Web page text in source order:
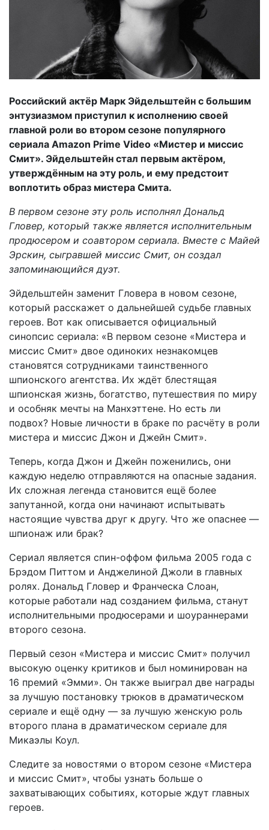
Российский актёр Марк Эйдельштейн с большим
энтузиазмом приступил к исполнению своей
главной роли во втором сезоне популярного
сериала Amazon Prime Video «Мистер и миссис
Смит». Эйдельштейн стал первым актёром,
утверждённым на эту роль, и ему предстоит
воплотить образ мистера Смита.
В первом сезоне эту роль исполнял Дональд
Гловер, который также является исполнительным
продюсером и соавтором сериала. Вместе с Майей
Эрскин, сыгравшей миссис Смит, он создал
запоминающийся дуэт.
Эйдельштейн заменит Гловера в новом сезоне,
который расскажет о дальнейшей судьбе главных
героев. Вот как описывается официальный
синопсис сериала: «В первом сезоне «Мистера и
миссис Смит» двое одиноких незнакомцев
становятся сотрудниками таинственного
шпионского агентства. Их ждёт блестящая
шпионская жизнь, богатство, путешествия по миру
и особняк мечты на Манхэттене. Но есть ли
подвох? Новые личности в браке по расчёту в роли
мистера и миссис Джон и Джейн Смит».
Теперь, когда Джон и Джейн поженились, они
каждую неделю отправляются на опасные задания.
Их сложная легенда становится ещё более
запутанной, когда они начинают испытывать
настоящие чувства друг к другу. Что же опаснее —
шпионаж или брак?
Сериал является спин-оффом фильма 2005 года с
Брэдом Питтом и Анджелиной Джоли в главных
ролях. Дональд Гловер и Франческа Слоан,
которые работали над созданием фильма, станут
исполнительными продюсерами и шоураннерами
второго сезона.
Первый сезон «Мистера и миссис Смит» получил
высокую оценку критиков и был номинирован на
16 премий «Эмми». Он также выиграл две награды
за лучшую постановку трюков в драматическом
сериале и ещё одну — за лучшую женскую роль
второго плана в драматическом сериале для
Микаэлы Коул.
Следите за новостями о втором сезоне «Мистера
и миссис Смит», чтобы узнать больше о
захватывающих событиях, которые ждут главных
героев.